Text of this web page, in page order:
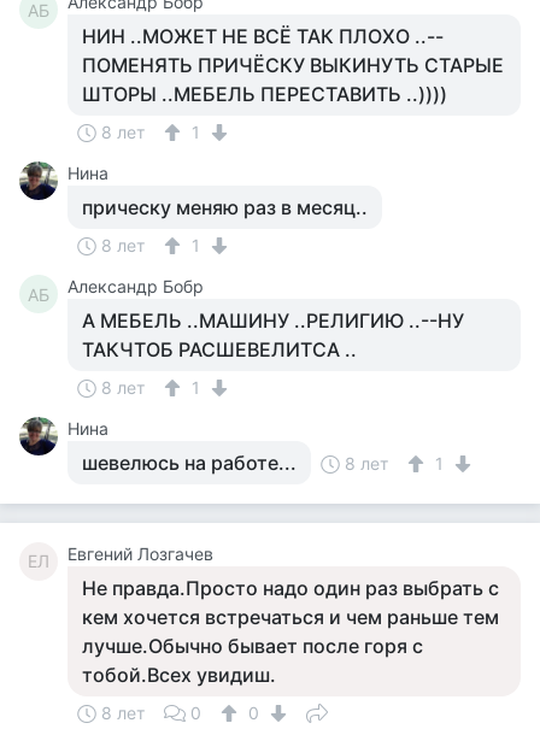
АБ
НИН ..МОЖЕТ НЕ ВСЁ ТАК ПЛОХО ..--
ПОМЕНЯТЬ ПРИЧЁСКУ ВЫКИНУТЬ СТАРЫЕ
ШТОРЫ ..МЕБЕЛЬ ПЕРЕСТАВИТЬ ..))))
8 лет
1
Нина
прическу меняю раз в месяц..
8 лет 1
АБ Александр Бобр
А МЕБЕЛЬ ..МАШИНУ ..РЕЛИГИЮ ..--НУ
ТАКЧТОБ РАСШЕВЕЛИТСА ..
8 лет
1
Нина
шевелюсь на работе... 8 лет 1
ЕЛ Евгений Лозгачев
Не правда.Просто надо один раз выбрать с
кем хочется встречаться и чем раньше тем
лучше.Обычно бывает после горя с
тобой.Всех увидиш.
8 лет 0 0